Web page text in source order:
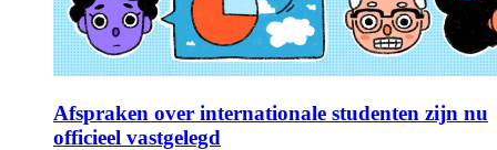
Afspraken over internationale studenten zijn nu
officieel vastgelegd